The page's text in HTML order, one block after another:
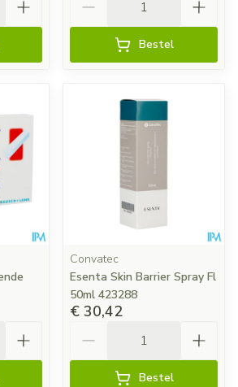
Bestel
Convatec
Esenta Skin Barrier Spray Fl
50ml 423288
€ 30,42
Bestel